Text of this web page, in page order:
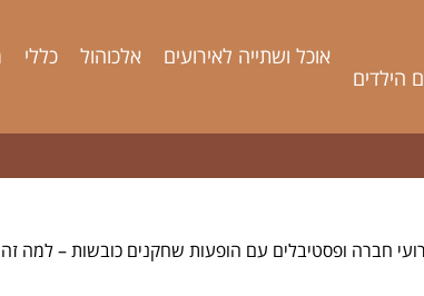
הילדים
אוכל ושתייה לאירועים אלכוהול כללי
חברה ופסטיבלים עם הופעות שחקנים כובשות – למה